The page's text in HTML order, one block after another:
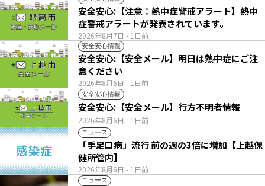
2026年8月7日 - 1日前
安全安心:【注意：熱中症警戒アラート】熱中
症警戒アラートが発表されています。
安全安心情報
2026年8月6日 - 1日前
安全安心:【安全メール】明日は熱中症にご注
意ください
安全安心情報
2026年8月6日 - 1日前
安全安心:【安全メール】行方不明者情報
ニュース
2026年8月6日 - 1日前
「手足口病」流行 前の週の3倍に増加【上越保
健所管内】
ニュース